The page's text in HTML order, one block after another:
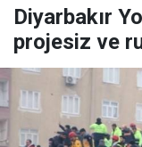
Diyarbakır
projesiz ve